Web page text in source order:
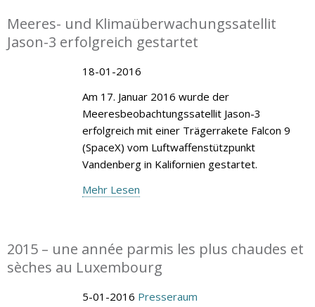
Meeres- und Klimaüberwachungssatellit
Jason-3 erfolgreich gestartet
18-01-2016
Am 17. Januar 2016 wurde der
Meeresbeobachtungssatellit Jason-3
erfolgreich mit einer Trägerrakete Falcon 9
(SpaceX) vom Luftwaffenstützpunkt
Vandenberg in Kalifornien gestartet.
Mehr Lesen
2015 – une année parmis les plus chaudes et
sèches au Luxembourg
5-01-2016 Presseraum